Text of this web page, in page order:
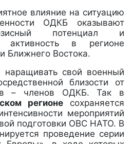
влияние на ситуацию
ОДКБ оказывают
потенциал и
активность в регионе
Ближнего Востока.
свой военный
близости от
– членов ОДКБ. Так в
регионе сохраняется
мероприятий
подготовки ОВС НАТО. В
проведение серии